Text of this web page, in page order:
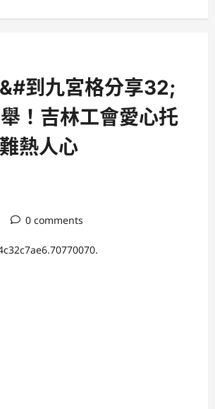
到九宮格分享32;
！吉林工會愛心托
熱人心
0 comments